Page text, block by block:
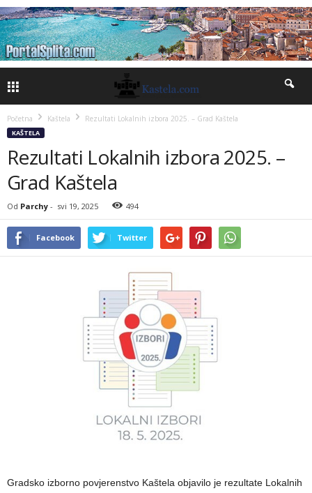
Početna Kaštela Rezultati Lokalnih izbora 2025. – Grad Kaštela
KAŠTELA
Rezultati Lokalnih izbora 2025. –
Grad Kaštela
Od Parchy - svi 19, 2025 494
Facebook Twitter
Gradsko izborno povjerenstvo Kaštela objavilo je rezultate Lokalnih